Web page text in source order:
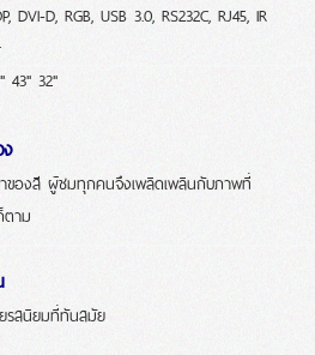
DVI-D, RGB, USB 3.0, RS232C, RJ45, IR
43" 32"
ของสี ผู้ชมทุกคนจึงเพลิดเพลินกับภาพที่
าม
รสนิยมที่ทันสมัย